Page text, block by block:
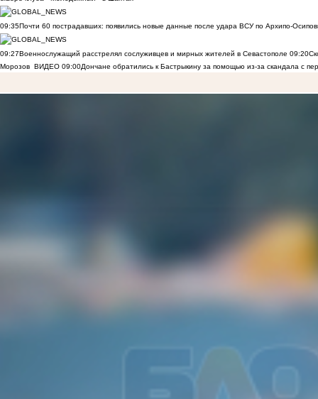
09:35Почти 60 пострадавших: появились новые данные после удара ВСУ по Архипо-
09:27Военнослужащий расстрелял сослуживцев и мирных жителей в Севастополе 09:20
Морозов ВИДЕО 09:00Дончане обратились к Бастрыкину за помощью из-за скандала с